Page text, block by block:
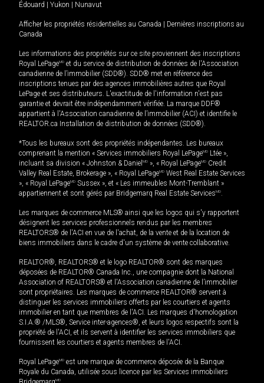
Édouard
Yukon Nunavut
Afficher les propriétés résidentielles au Canada
Dernières inscriptions au
Canada
Les informations des propriétés sur ce site proviennent des inscriptions
Royal LePageMD et du service de distribution de données de l'Association
canadienne de l’immobilier (SDD®). SDD® met en référence des
inscriptions tenues par des agences immobilières autres que Royal
LePage et ses distributeurs. L'exactitude de l'information n'est pas
garantie et devrait être indépendamment vérifiée. La marque DDF®
appartient à l'Association canadienne de l’immobilier (ACI) et identifie le
REALTOR.ca Installation de distribution de données (SDD®).
*Tous les bureaux sont des propriétés indépendantes. Les bureaux
comprenant la mention « Services immobiliers Royal LePageMD Ltée »,
incluant sa division « Johnston & Daniel MD », « Royal LePageMD Credit
Valley Real Estate, Brokerage », « Royal LePageMD West Real Estate Services
», « Royal LePageMD Sussex », et « Les immeubles Mont-Tremblant »
appartiennent et sont gérés par Bridgemarq Real Estate ServicesMD.
Les marques de commerce MLS® ainsi que les logos qui s'y rapportent
désignent les services professionnels rendus par les membres
REALTORS® de l'ACI en vue de l'achat, de la vente et de la location de
biens immobiliers dans le cadre d'un système de vente collaborative.
REALTOR®, REALTORS® et le logo REALTOR® sont des marques
déposées de REALTOR® Canada Inc., une compagnie dont la National
Association of REALTORS® et l'Association canadienne de l’immobilier
sont propriétaires. Les marques de commerce REALTOR® servent à
distinguer les services immobiliers offerts par les courtiers et agents
immobilier en tant que membres de l'ACI. Les marques d'homologation
S.I.A.® /MLS®, Service inter-agences®, et leurs logos respectifs sont la
propriété de l'ACI, et ils servent à identifier les services immobiliers que
fournissent les courtiers et agents membres de l'ACI.
Royal LePageMD est une marque de commerce déposée de la Banque
Royale du Canada, utilisée sous licence par les Services immobiliers
MD